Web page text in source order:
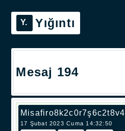
Yığıntı
Mesaj 194
Misafiro8k2c0r7ş6c2t8v4
17 Şubat 2023 Cuma 14:32:50